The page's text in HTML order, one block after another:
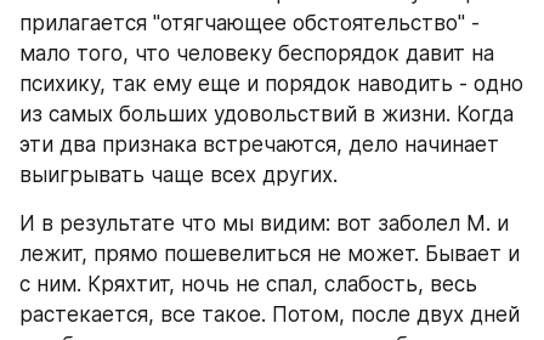
прилагается "отягчающее обстоятельство" -
мало того, что человеку беспорядок давит на
психику, так ему еще и порядок наводить - одно
из самых больших удовольствий в жизни. Когда
эти два признака встречаются, дело начинает
выигрывать чаще всех других.
И в результате что мы видим: вот заболел М. и
лежит, прямо пошевелиться не может. Бывает и
с ним. Кряхтит, ночь не спал, слабость, весь
растекается, все такое. Потом, после двух дней